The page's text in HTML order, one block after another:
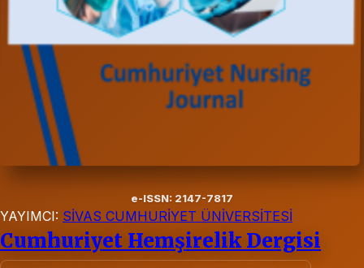
e-ISSN: 2147-7817
YAYIMCI: SİVAS CUMHURİYET ÜNİVERSİTESİ
Cumhuriyet Hemşirelik Dergisi